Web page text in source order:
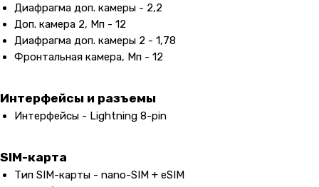
Диафрагма доп. камеры - 2,2
Доп. камера 2, Мп - 12
Диафрагма доп. камеры 2 - 1,78
Фронтальная камера, Мп - 12
Интерфейсы и разъемы
Интерфейсы - Lightning 8-pin
SIM-карта
Тип SIM-карты - nano-SIM + eSIM